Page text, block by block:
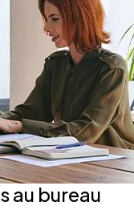
au bureau